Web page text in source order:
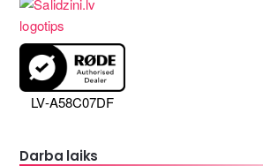
LV-A58C07DF
Darba laiks